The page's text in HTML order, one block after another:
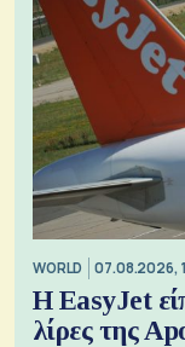
WORLD 07.08.2026,
Η EasyJet
λίρες της